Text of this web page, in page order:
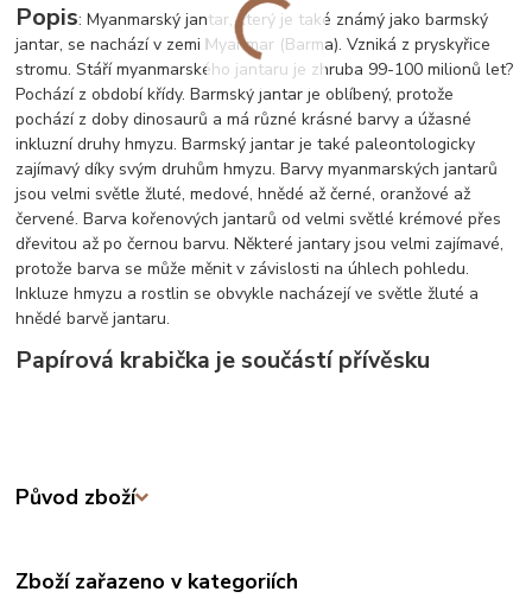
Popis: Myanmarský jantar, který je také známý jako barmský
jantar, se nachází v zemi Myanmar (Barma). Vzniká z pryskyřice
stromu. Stáří myanmarského jantaru je zhruba 99-100 milionů let?
Pochází z období křídy. Barmský jantar je oblíbený, protože
pochází z doby dinosaurů a má různé krásné barvy a úžasné
inkluzní druhy hmyzu. Barmský jantar je také paleontologicky
zajímavý díky svým druhům hmyzu. Barvy myanmarských jantarů
jsou velmi světle žluté, medové, hnědé až černé, oranžové až
červené. Barva kořenových jantarů od velmi světlé krémové přes
dřevitou až po černou barvu. Některé jantary jsou velmi zajímavé,
protože barva se může měnit v závislosti na úhlech pohledu.
Inkluze hmyzu a rostlin se obvykle nacházejí ve světle žluté a
hnědé barvě jantaru.
Papírová krabička je součástí přívěsku
Původ zboží
Zboží zařazeno v kategoriích